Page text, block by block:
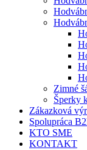
Zimné
Šperky
Zákazková
Spolupráca
KTO SME
KONTAKT